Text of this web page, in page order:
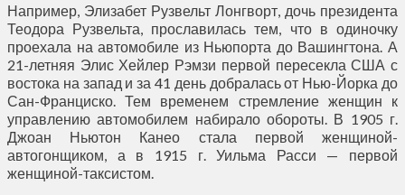
Например, Элизабет Рузвельт Лонгворт, дочь президента
Теодора Рузвельта, прославилась тем, что в одиночку
проехала на автомобиле из Ньюпорта до Вашингтона. А
21-летняя Элис Хейлер Рэмзи первой пересекла США с
востока на запад и за 41 день добралась от Нью-Йорка до
Сан-Франциско. Тем временем стремление женщин к
управлению автомобилем набирало обороты. В 1905 г.
Джоан Ньютон Канео стала первой женщиной-
автогонщиком, а в 1915 г. Уильма Расси — первой
женщиной-таксистом.